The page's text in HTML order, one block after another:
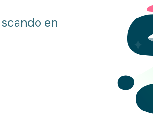
en